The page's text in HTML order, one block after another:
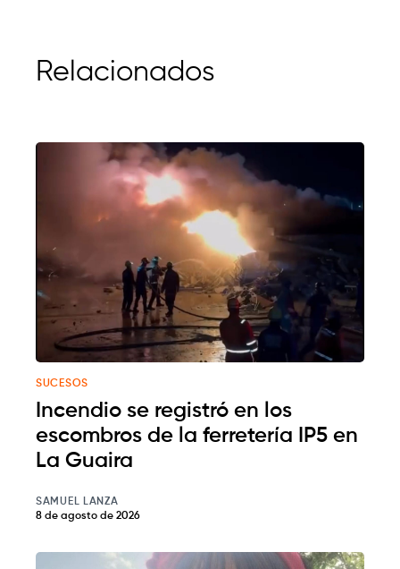
Relacionados
SUCESOS
Incendio se registró en los
escombros de la ferretería IP5 en
La Guaira
SAMUEL LANZA
8 de agosto de 2026